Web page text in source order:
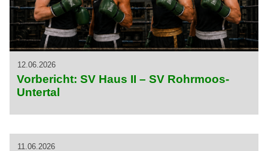
12.06.2026
Vorbericht: SV Haus II – SV Rohrmoos-
Untertal
11.06.2026